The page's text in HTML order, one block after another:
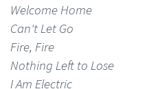
Welcome Home
Can't Let Go
Fire, Fire
Nothing Left to Lose
I Am Electric